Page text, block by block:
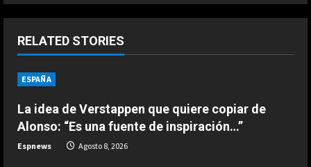
u
e
R
e
RELATED STORIES
ESPAÑA
La idea de Verstappen que quiere copiar de
Alonso: “Es una fuente de inspiración…”
Espnews Agosto 8, 2026
ESPAÑA
La idea de Verstappen que quiere
ESPAÑA
Tremendo mensaje de Jorge